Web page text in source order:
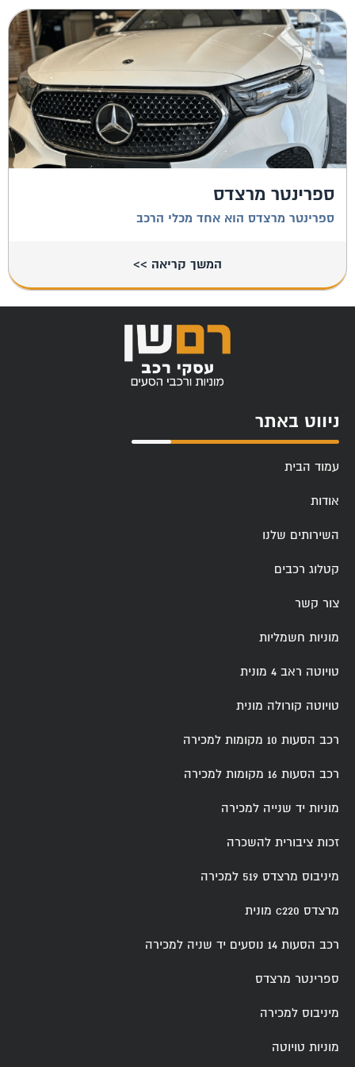
ספרינטר מרצדס
ספרינטר מרצדס הוא אחד מכלי הרכב
המשך קריאה >>
ניווט באתר
עמוד הבית
אודות
השירותים שלנו
קטלוג רכבים
צור קשר
מוניות חשמליות
טויוטה ראב 4 מונית
טויוטה קורולה מונית
רכב הסעות 10 מקומות למכירה
רכב הסעות 16 מקומות למכירה
מוניות יד שנייה למכירה
זכות ציבורית להשכרה
מיניבוס מרצדס 519 למכירה
מרצדס c220 מונית
רכב הסעות 14 נוסעים יד שניה למכירה
ספרינטר מרצדס
מיניבוס למכירה
מוניות טויוטה